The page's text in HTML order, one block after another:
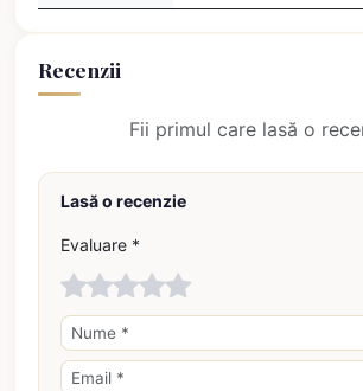
Recenzii
Fii primul care lasă o
Lasă o recenzie
Evaluare *